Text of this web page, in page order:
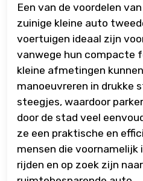
Een van de voordelen
zuinige kleine auto
voertuigen ideaal zijn
vanwege hun compacte
kleine afmetingen
manoeuvreren in drukke
steegjes, waardoor
door de stad veel
ze een praktische en
mensen die voornamelijk
rijden en op zoek zijn